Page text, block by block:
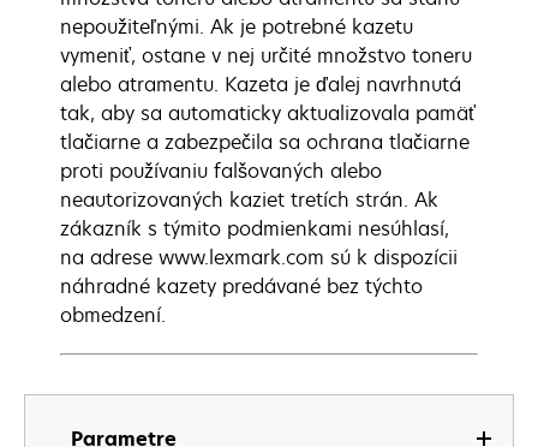
Parametre
nepoužiteľnými. Ak je potrebné kazetu
vymeniť, ostane v nej určité množstvo toneru
alebo atramentu. Kazeta je ďalej navrhnutá
tak, aby sa automaticky aktualizovala pamäť
tlačiarne a zabezpečila sa ochrana tlačiarne
proti používaniu falšovaných alebo
neautorizovaných kaziet tretích strán. Ak
zákazník s týmito podmienkami nesúhlasí,
na adrese www.lexmark.com sú k dispozícii
náhradné kazety predávané bez týchto
obmedzení.